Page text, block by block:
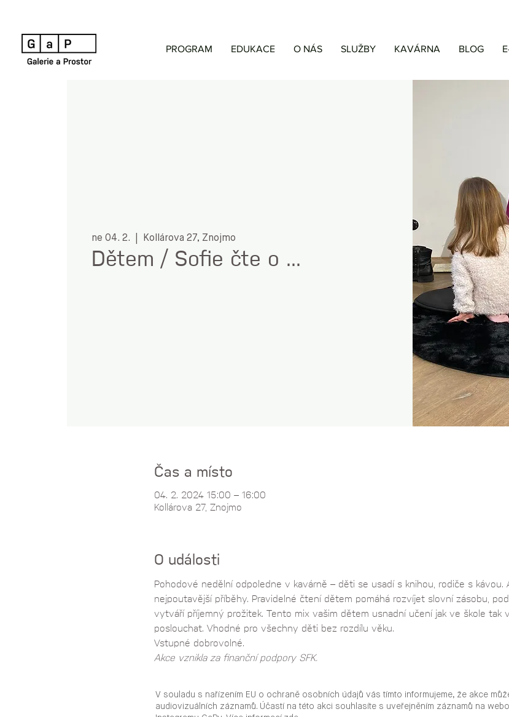
PROGRAM EDUKACE O NÁS SLUŽBY KAVÁRNA BLOG
ne 04. 2. Kollárova 27, Znojmo
Dětem / Sofie čte o ...
Čas a místo
04. 2. 2024 15:00 – 16:00
Kollárova 27, Znojmo
O události
Pohodové nedělní odpoledne v kavárně – děti se usadí s knihou, rodiče s
nejpoutavější příběhy. Pravidelné čtení dětem pomáhá rozvíjet slovní zásobu,
vytváří příjemný prožitek. Tento mix vašim dětem usnadní učení jak ve škole tak
poslouchat. Vhodné pro všechny děti bez rozdílu věku.
Vstupné dobrovolné.
Akce vznikla za finanční podpory SFK.
V souladu s nařízením EU o ochraně osobních údajů vás tímto informujeme, že akce
audiovizuálních záznamů. Účastí na této akci souhlasíte s uveřejněním záznamů na